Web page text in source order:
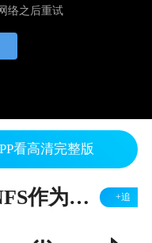
络之后重试
看高清完整版
05-uboot实验5-使用NFS作为根文件系统启动 +追